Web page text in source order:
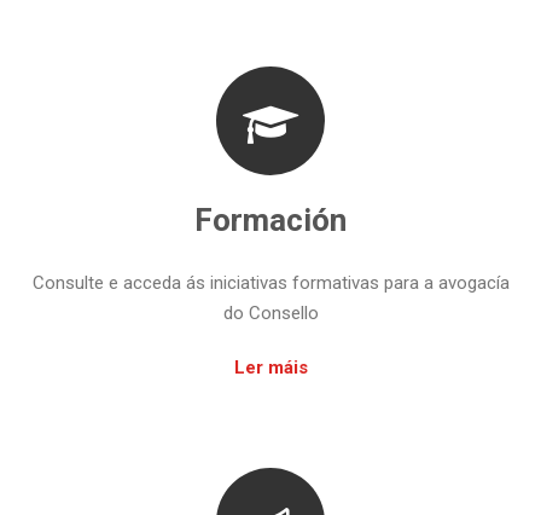
Formación
Consulte e acceda ás iniciativas formativas para a avogacía
do Consello
Ler máis